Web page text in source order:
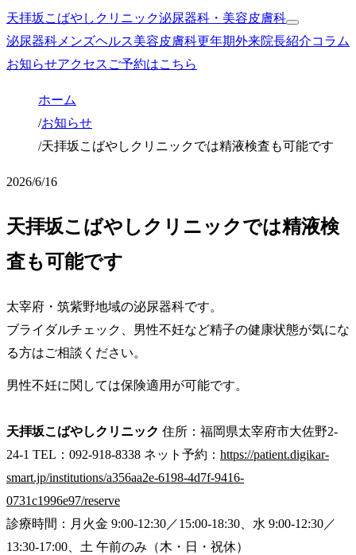
天拝坂こばやしクリニック泌尿器科・美容皮膚科
泌尿器科 メンズヘルス美容皮膚科更年期外来院長紹介コラム
お知らせアクセス ご予約はこちら
ホーム
/お知らせ
/天拝坂こばやしクリニックでは精液検査も可能です
2026/6/16
天拝坂こばやしクリニックでは精液検
査も可能です
太宰府・筑紫野地域の泌尿器科です。
ブライダルチェック、男性不妊など精子の健康状態が気にな
る方はご相談ください。
男性不妊に関しては保険適用が可能です。
天拝坂こばやしクリニック 住所：福岡県太宰府市大佐野2-
24-1 TEL：092-918-8338 ネット予約： https://patient.digikar-
smart.jp/institutions/a356aa2e-6198-4d7f-9416-
0731c1996e97/reserve
診療時間：月火金 9:00-12:30／15:00-18:30、水 9:00-12:30／
13:30-17:00、土 午前のみ（木・日・祝休）